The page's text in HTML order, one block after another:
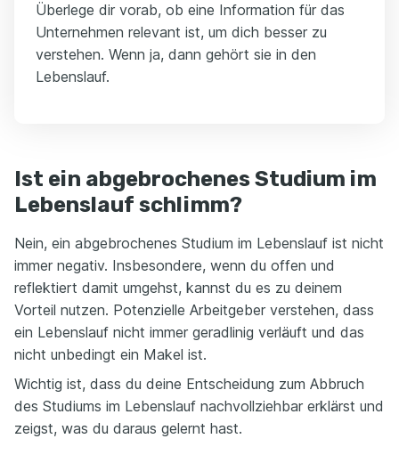
Überlege dir vorab, ob eine Information für das
Unternehmen relevant ist, um dich besser zu
verstehen. Wenn ja, dann gehört sie in den
Lebenslauf.
Ist ein abgebrochenes Studium im
Lebenslauf schlimm?
Nein, ein abgebrochenes Studium im Lebenslauf ist nicht
immer negativ. Insbesondere, wenn du offen und
reflektiert damit umgehst, kannst du es zu deinem
Vorteil nutzen. Potenzielle Arbeitgeber verstehen, dass
ein Lebenslauf nicht immer geradlinig verläuft und das
nicht unbedingt ein Makel ist.
Wichtig ist, dass du deine Entscheidung zum Abbruch
des Studiums im Lebenslauf nachvollziehbar erklärst und
zeigst, was du daraus gelernt hast.